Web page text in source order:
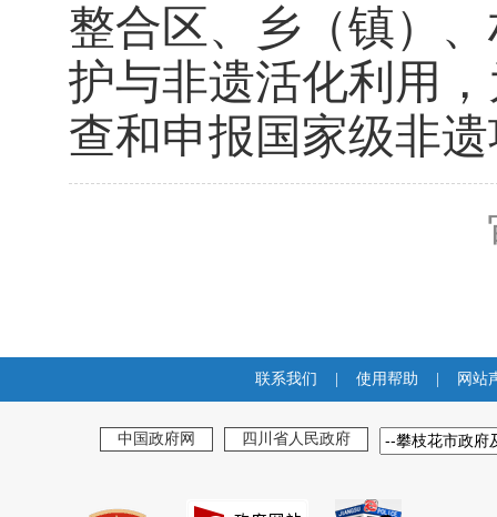
整合区、乡（镇）
护与非遗活化利用
查和申报国家级非
联系我们 使用帮助 网站
中国政府网 四川省人民政府